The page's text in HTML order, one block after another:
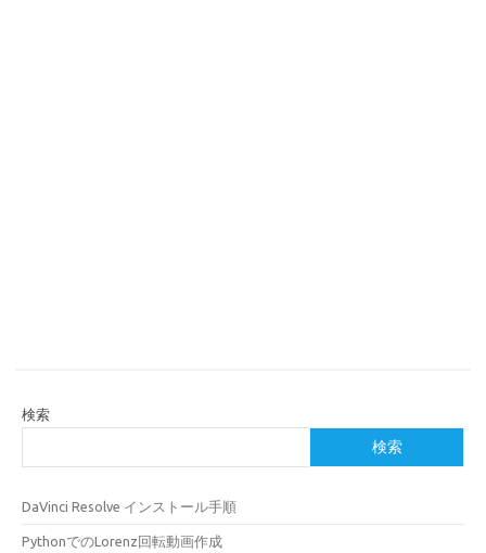
検索
検索
DaVinci Resolve インストール手順
PythonでのLorenz回転動画作成